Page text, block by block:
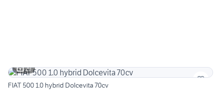
29
FIAT 500 1.0 hybrid Dolcevita 70cv